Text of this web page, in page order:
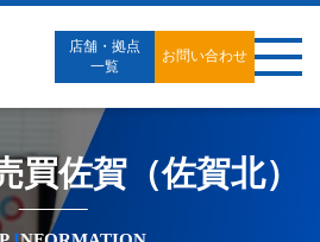
店舗・拠点
一覧
お問い合わせ
買佐賀（佐賀北）